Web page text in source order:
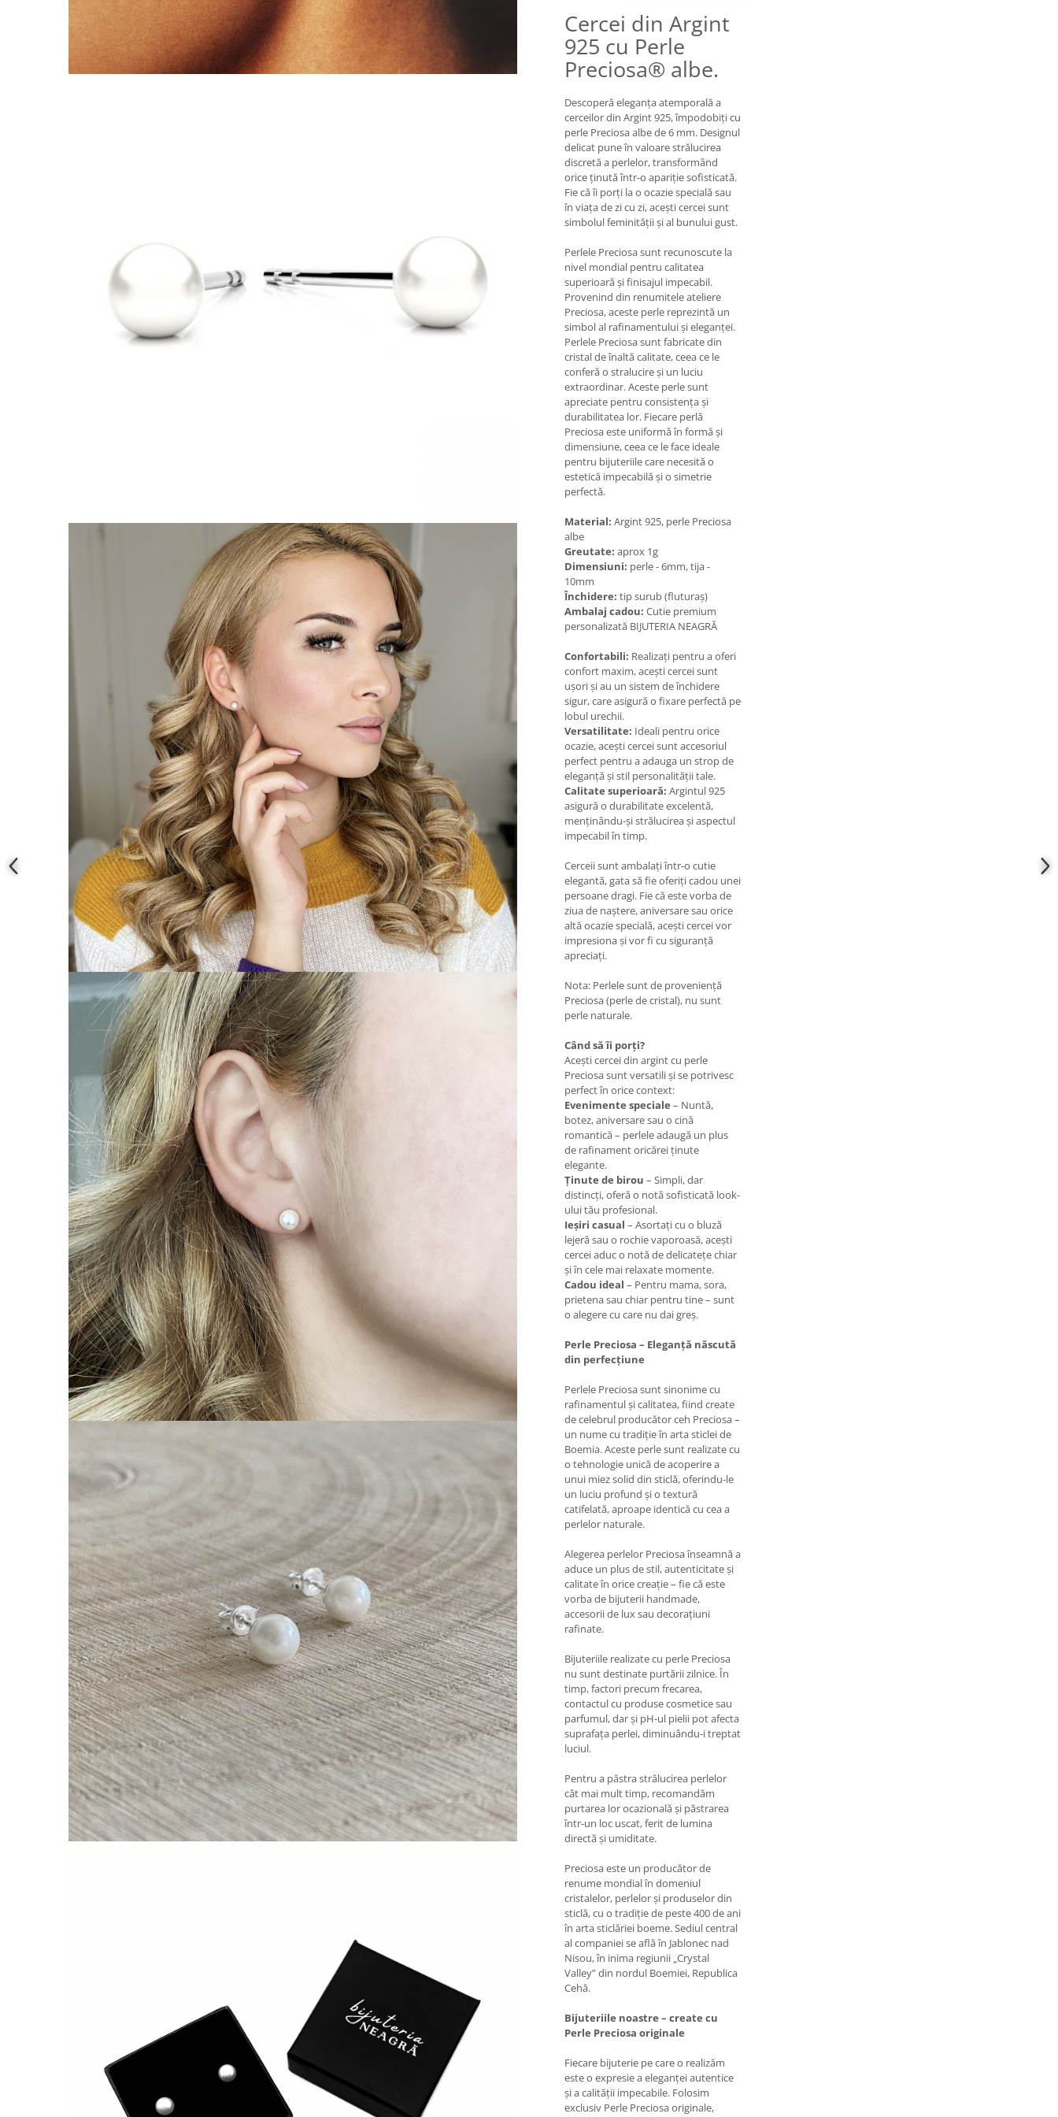
Lănțișoare cu Soare
Lănțișoare cu Semilună
Lănțișoare cu Zodii
Lănțișoare cu Animale
BRĂȚĂRI CU PIETRE SEMIPREȚIOASE
Brățări de picior din Argint
Coliere cu mărgele colorate și
Coliere cu pietre semiprețioase
Cercei din Argint
925 cu Perle
Preciosa® albe.
Descoperă eleganța atemporală a
cerceilor din Argint 925, împodobiți cu
perle Preciosa albe de 6 mm. Designul
delicat pune în valoare strălucirea
discretă a perlelor, transformând
orice ținută într-o apariție sofisticată.
Fie că îi porți la o ocazie specială sau
în viața de zi cu zi, acești cercei sunt
simbolul feminității și al bunului gust.
Perlele Preciosa sunt recunoscute la
nivel mondial pentru calitatea
superioară și finisajul impecabil.
Provenind din renumitele ateliere
Preciosa, aceste perle reprezintă un
simbol al rafinamentului și eleganței.
Perlele Preciosa sunt fabricate din
cristal de înaltă calitate, ceea ce le
conferă o stralucire și un luciu
extraordinar. Aceste perle sunt
apreciate pentru consistența și
durabilitatea lor. Fiecare perlă
Preciosa este uniformă în formă și
dimensiune, ceea ce le face ideale
pentru bijuteriile care necesită o
estetică impecabilă și o simetrie
perfectă.
Material: Argint 925, perle Preciosa
albe
Greutate: aprox 1g
Dimensiuni: perle - 6mm, tija -
10mm
Închidere: tip surub (fluturaș)
Ambalaj cadou: Cutie premium
personalizată BIJUTERIA NEAGRĂ
Confortabili: Realizați pentru a oferi
confort maxim, acești cercei sunt
ușori și au un sistem de închidere
sigur, care asigură o fixare perfectă pe
lobul urechii.
Versatilitate: Ideali pentru orice
ocazie, acești cercei sunt accesoriul
perfect pentru a adauga un strop de
eleganță și stil personalității tale.
Calitate superioară: Argintul 925
asigură o durabilitate excelentă,
menținându-și strălucirea și aspectul
impecabil în timp.
Cerceii sunt ambalați într-o cutie
elegantă, gata să fie oferiți cadou unei
persoane dragi. Fie că este vorba de
ziua de naștere, aniversare sau orice
altă ocazie specială, acești cercei vor
impresiona și vor fi cu siguranță
apreciați.
Nota: Perlele sunt de proveniență
Preciosa (perle de cristal), nu sunt
perle naturale.
Când să îi porți?
Acești cercei din argint cu perle
Preciosa sunt versatili și se potrivesc
perfect în orice context:
Evenimente speciale – Nuntă,
botez, aniversare sau o cină
romantică – perlele adaugă un plus
de rafinament oricărei ținute
elegante.
Ținute de birou – Simpli, dar
distincți, oferă o notă sofisticată look-
ului tău profesional.
Ieșiri casual – Asortați cu o bluză
lejeră sau o rochie vaporoasă, acești
cercei aduc o notă de delicatețe chiar
și în cele mai relaxate momente.
Cadou ideal – Pentru mama, sora,
prietena sau chiar pentru tine – sunt
o alegere cu care nu dai greș.
Perle Preciosa – Eleganță născută
din perfecțiune
Perlele Preciosa sunt sinonime cu
rafinamentul și calitatea, fiind create
de celebrul producător ceh Preciosa –
un nume cu tradiție în arta sticlei de
Boemia. Aceste perle sunt realizate cu
o tehnologie unică de acoperire a
unui miez solid din sticlă, oferindu-le
un luciu profund și o textură
catifelată, aproape identică cu cea a
perlelor naturale.
Alegerea perlelor Preciosa înseamnă a
aduce un plus de stil, autenticitate și
calitate în orice creație – fie că este
vorba de bijuterii handmade,
accesorii de lux sau decorațiuni
rafinate.
Bijuteriile realizate cu perle Preciosa
nu sunt destinate purtării zilnice. În
timp, factori precum frecarea,
contactul cu produse cosmetice sau
parfumul, dar și pH-ul pielii pot afecta
suprafața perlei, diminuându-i treptat
luciul.
Pentru a păstra strălucirea perlelor
cât mai mult timp, recomandăm
purtarea lor ocazională și păstrarea
într-un loc uscat, ferit de lumina
directă și umiditate.
​Preciosa este un producător de
renume mondial în domeniul
cristalelor, perlelor și produselor din
sticlă, cu o tradiție de peste 400 de ani
în arta sticlăriei boeme. Sediul central
al companiei se află în Jablonec nad
Nisou, în inima regiunii „Crystal
Valley” din nordul Boemiei, Republica
Cehă.
Bijuteriile noastre – create cu
Perle Preciosa originale
Fiecare bijuterie pe care o realizăm
este o expresie a eleganței autentice
și a calității impecabile. Folosim
exclusiv Perle Preciosa originale,